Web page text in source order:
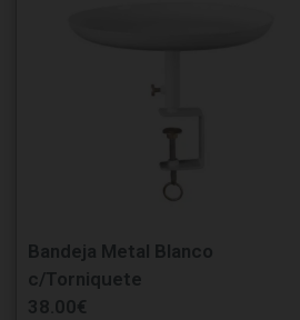
Bandeja Metal Blanco
c/Torniquete
38.00€